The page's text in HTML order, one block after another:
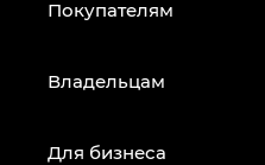
Покупателям
Владельцам
Для бизнеса